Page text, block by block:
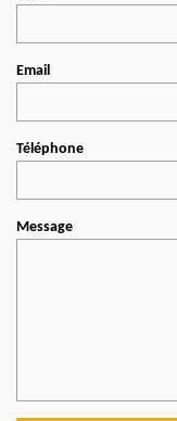
Email
Téléphone
Message